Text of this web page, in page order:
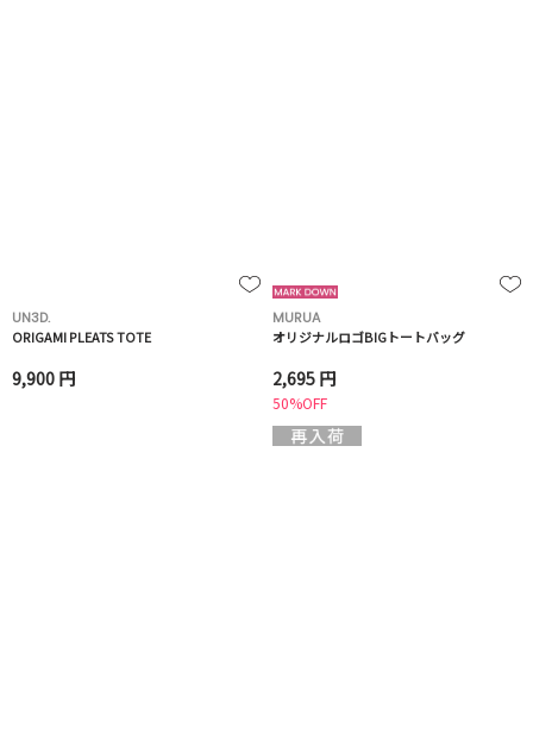
UN3D.
ORIGAMI PLEATS TOTE
9,900 円
MURUA
オリジナルロゴBIGトートバッグ
2,695 円
50%OFF